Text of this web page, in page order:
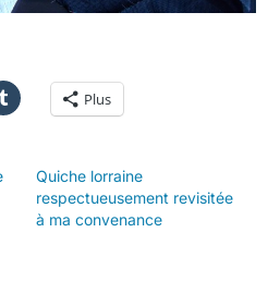
Plus
Quiche lorraine
respectueusement revisitée
à ma convenance